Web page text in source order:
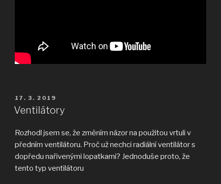
PUBLIKOVÁNO
17. 3. 2019
Ventilátory
Rozhodl jsem se, že změním názor na použitou vrtuli v
předním ventilátoru. Proč už nechci radiální ventilátor s
dopředu nařivenými lopatkami? Jednoduše proto, že
tento typ ventilátoru